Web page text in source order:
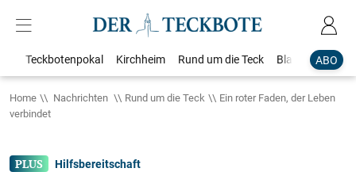
ABO
Teckbotenpokal Kirchheim Rund um die Teck Blaulicht
Home Nachrichten Rund um die Teck
Ein roter Faden, der Leben
verbindet
Hilfsbereitschaft